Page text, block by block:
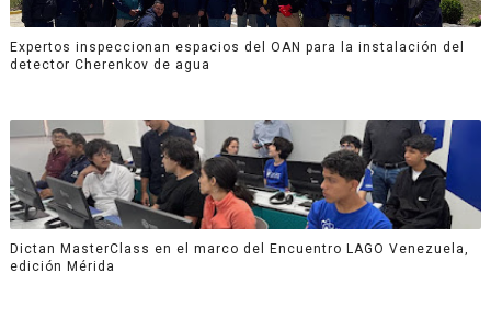
Expertos inspeccionan espacios del OAN para la instalación del
detector Cherenkov de agua
Dictan MasterClass en el marco del Encuentro LAGO Venezuela,
edición Mérida